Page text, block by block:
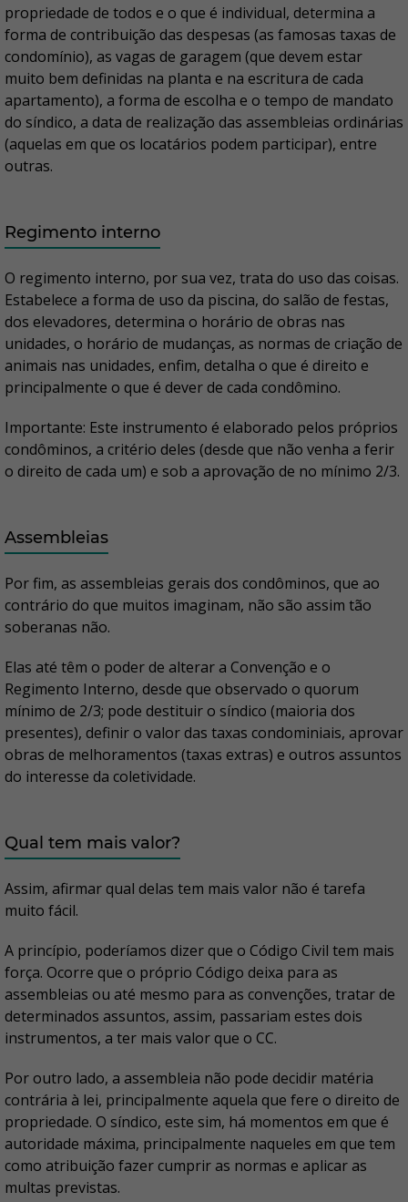
propriedade de todos e o que é individual, determina a
forma de contribuição das despesas (as famosas taxas de
condomínio), as vagas de garagem (que devem estar
muito bem definidas na planta e na escritura de cada
apartamento), a forma de escolha e o tempo de mandato
do síndico, a data de realização das assembleias ordinárias
(aquelas em que os locatários podem participar), entre
outras.
Regimento interno
O regimento interno, por sua vez, trata do uso das coisas.
Estabelece a forma de uso da piscina, do salão de festas,
dos elevadores, determina o horário de obras nas
unidades, o horário de mudanças, as normas de criação de
animais nas unidades, enfim, detalha o que é direito e
principalmente o que é dever de cada condômino.
Importante: Este instrumento é elaborado pelos próprios
condôminos, a critério deles (desde que não venha a ferir
o direito de cada um) e sob a aprovação de no mínimo 2/3.
Assembleias
Por fim, as assembleias gerais dos condôminos, que ao
contrário do que muitos imaginam, não são assim tão
soberanas não.
Elas até têm o poder de alterar a Convenção e o
Regimento Interno, desde que observado o quorum
mínimo de 2/3; pode destituir o síndico (maioria dos
presentes), definir o valor das taxas condominiais, aprovar
obras de melhoramentos (taxas extras) e outros assuntos
do interesse da coletividade.
Qual tem mais valor?
Assim, afirmar qual delas tem mais valor não é tarefa
muito fácil.
A princípio, poderíamos dizer que o Código Civil tem mais
força. Ocorre que o próprio Código deixa para as
assembleias ou até mesmo para as convenções, tratar de
determinados assuntos, assim, passariam estes dois
instrumentos, a ter mais valor que o CC.
Por outro lado, a assembleia não pode decidir matéria
contrária à lei, principalmente aquela que fere o direito de
propriedade. O síndico, este sim, há momentos em que é
autoridade máxima, principalmente naqueles em que tem
como atribuição fazer cumprir as normas e aplicar as
multas previstas.